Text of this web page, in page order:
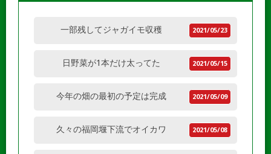
一部残してジャガイモ収穫 2021/05/23
日野菜が1本だけ太ってた 2021/05/15
今年の畑の最初の予定は完成 2021/05/09
久々の福岡堰下流でオイカワ 2021/05/08